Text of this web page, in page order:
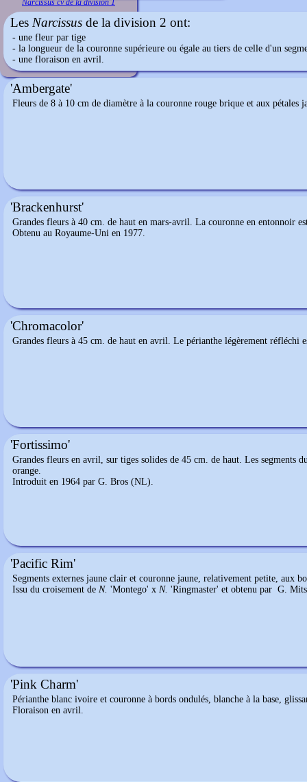
Narcissus cv de la division 1
Les Narcissus de la division 2 ont:
- une fleur par tige
- la longueur de la couronne supérieure ou égale au tiers de celle d'un
- une floraison en avril.
'Ambergate'
Fleurs de 8 à 10 cm de diamètre à la couronne rouge brique et aux pétales
'Brackenhurst'
Grandes fleurs à 40 cm. de haut en mars-avril. La couronne en entonnoir
Obtenu au Royaume-Uni en 1977.
'Chromacolor'
Grandes fleurs à 45 cm. de haut en avril. Le périanthe légèrement réfléchi
'Fortissimo'
Grandes fleurs en avril, sur tiges solides de 45 cm. de haut. Les segments
orange.
Introduit en 1964 par G. Bros (NL).
'Pacific Rim'
Segments externes jaune clair et couronne jaune, relativement petite, aux
Issu du croisement de N. 'Montego' x N. 'Ringmaster' et obtenu par G.
'Pink Charm'
Périanthe blanc ivoire et couronne à bords ondulés, blanche à la base,
Floraison en avril.